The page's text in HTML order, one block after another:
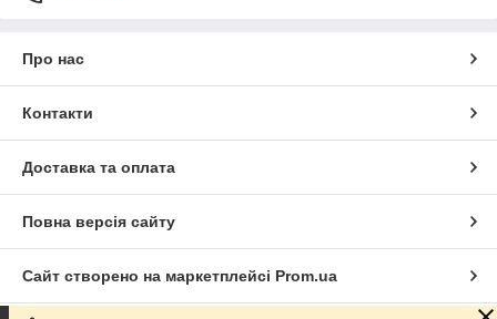
Про нас
Контакти
Доставка та оплата
Повна версія сайту
Сайт створено на маркетплейсі Prom.ua